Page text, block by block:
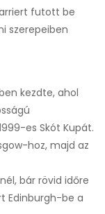
futott be
szerepeiben
kezdte, ahol
es Skót Kupát.
hoz, majd az
bár rövid időre
Edinburgh-be a